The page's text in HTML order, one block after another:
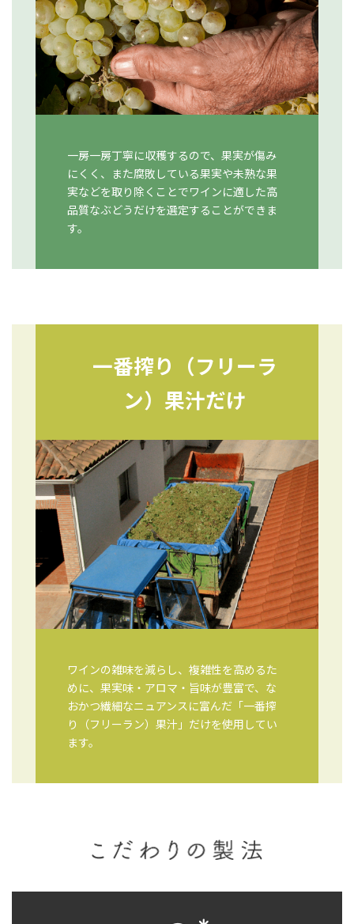
一房一房丁寧に収穫するので、果実が傷み
にくく、また腐敗している果実や未熟な果
実などを取り除くことでワインに適した高
品質なぶどうだけを選定することができま
す。
一番搾り（フリーラ
ン）果汁だけ
ワインの雑味を減らし、複雑性を高めるた
めに、果実味・アロマ・旨味が豊富で、な
おかつ繊細なニュアンスに富んだ「一番搾
り（フリーラン）果汁」だけを使用してい
ます。